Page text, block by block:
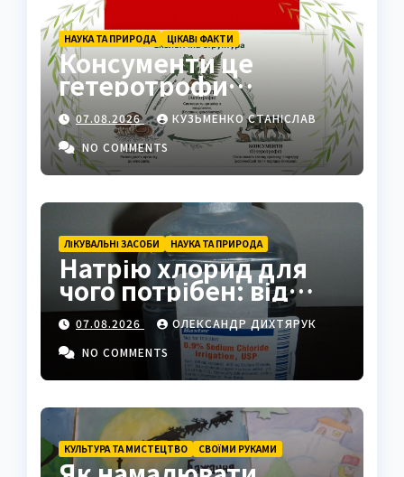
НАУКА ТА ПРИРОДА ЦІКАВІ ФАКТИ
Консументи це
гетеротрофи
екосистеми
07.08.2026
КУЗЬМЕНКО СТАНІСЛАВ
NO COMMENTS
ЛІКУВАЛЬНІ ЗАСОБИ НАУКА ТА ПРИРОДА
Натрію хлорид для
чого потрібен: від
фізрозчину до
промисловості
07.08.2026
ОЛЕКСАНДР ДИХТЯРУК
NO COMMENTS
КУЛЬТУРА ТА МИСТЕЦТВО СВОЇМИ РУКАМИ